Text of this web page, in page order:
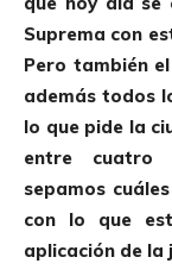
o
r
d
e
A
u
d
i
o
Suprema con
Pero también
además todos
lo que pide la
entre cuatro
sepamos
con lo que
aplicación de la